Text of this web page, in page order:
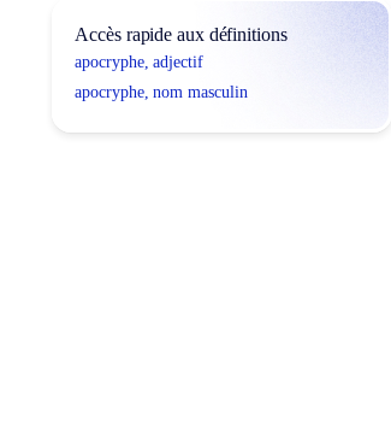
Accès rapide aux définitions
apocryphe, adjectif
apocryphe, nom masculin